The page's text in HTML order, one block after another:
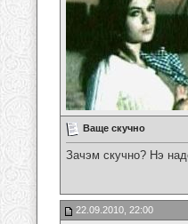
Ваще скучно
Зачэм скучно? Нэ
22.09.2010, 22:00